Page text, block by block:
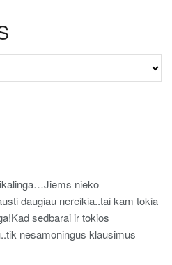
nieko
daugiau nereikia..tai kam tokia
sedbarai ir tokios
nesamoningus klausimus